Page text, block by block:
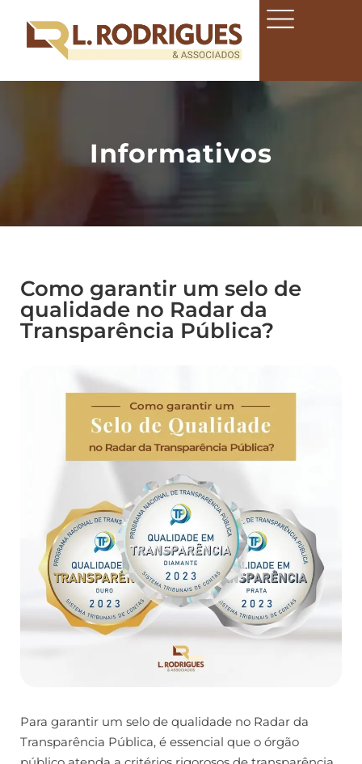
Informativos
Como garantir um selo de
qualidade no Radar da
Transparência Pública?
Para garantir um selo de qualidade no Radar da
Transparência Pública, é essencial que o órgão